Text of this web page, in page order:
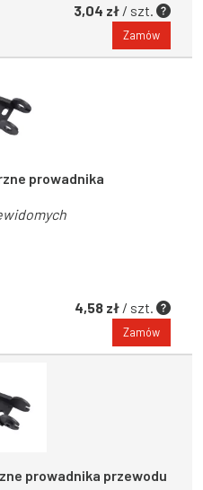
3,04 zł / szt.
Zamów
prowadnika
4,58 zł / szt.
Zamów
prowadnika przewodu